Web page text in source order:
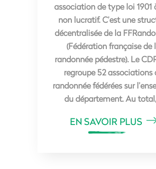
association de type loi 1901
non lucratif. C’est une
décentralisée de la
(Fédération française de
randonnée pédestre). Le
regroupe 52 associations
randonnée fédérées sur
du département. Au total,
EN SAVOIR PLUS